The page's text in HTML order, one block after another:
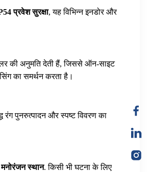
प्रवेश सुरक्षा, यह विभिन्न इनडोर और
की अनुमति देती हैं, जिससे ऑन-साइट
का समर्थन करता है।
पुनरुत्पादन और स्पष्ट विवरण का
मनोरंजन स्थान. किसी भी घटना के लिए